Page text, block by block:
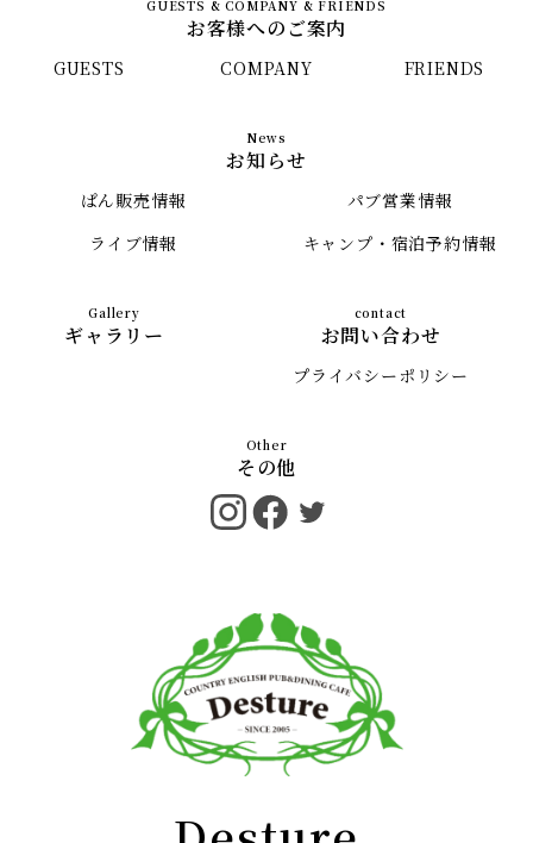
お客様へのご案内
GUESTS COMPANY FRIENDS
お知らせ
ぱん販売情報
パブ営業情報
ライブ情報
キャンプ・宿泊予約情報
ギャラリー お問い合わせ
プライバシーポリシー
その他